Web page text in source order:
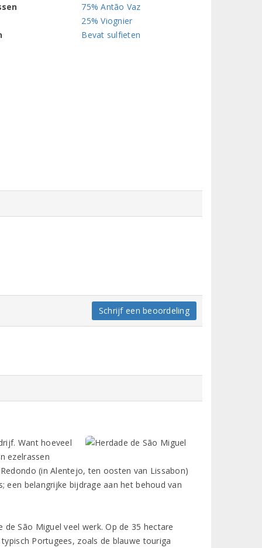
75% Antão Vaz
25% Viognier
Bevat sulfieten
Schrijf een beoordeling
Want hoeveel
ezelrassen
(in Alentejo, ten oosten van Lissabon)
een belangrijke bijdrage aan het behoud van
São Miguel veel werk. Op de 35 hectare
Portugees, zoals de blauwe touriga